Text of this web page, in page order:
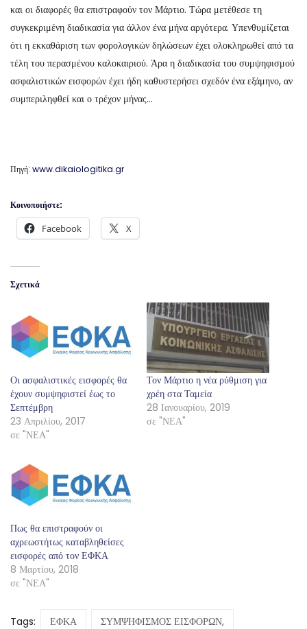
και οι διαφορές θα επιστραφούν τον Μάρτιο. Τώρα μετέθεσε τη
συγκεκριμένη διαδικασία για άλλον ένα μήνα αργότερα. Υπενθυμίζεται
ότι η εκκαθάριση των φορολογικών δηλώσεων έχει ολοκληρωθεί από τα
τέλη του περασμένου καλοκαιριού. Άρα η διαδικασία του συμψηφισμού
ασφαλιστικών εισφορών έχει ήδη καθυστερήσει σχεδόν ένα εξάμηνο, αν
συμπεριληφθεί και ο τρέχον μήνας…
Πηγή: www.dikaiologitika.gr
Κοινοποιήστε:
Facebook X
Σχετικά
Οι ασφαλιστικές εισφορές θα
έχουν συμψηφιστεί έως το
Σεπτέμβρη
23 Απριλίου, 2017
σε "ΝΕΑ"
Τον Μάρτιο η νέα ρύθμιση για
χρέη στα Ταμεία
28 Ιανουαρίου, 2019
σε "ΝΕΑ"
Πως θα επιστραφούν οι
αχρεωστήτως καταβληθείσες
εισφορές από τον ΕΦΚΑ
8 Μαρτίου, 2018
σε "ΝΕΑ"
Tags: ΕΦΚΑ ΣΥΜΨΗΦΙΣΜΟΣ ΕΙΣΦΟΡΩΝ,